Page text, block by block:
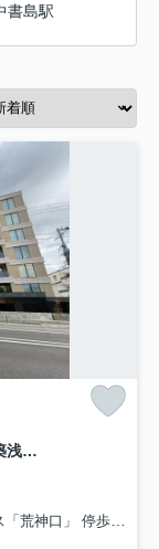
書島駅
◆京阪鴨東線「神宮丸太町」駅徒歩９分◆築浅３LDK角住戸◆ペット飼育可能◆ローレルコート京都御所東
神口」 停歩1分